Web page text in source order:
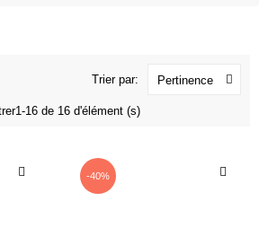
Trier par: Pertinence
16 de 16 d'élément (s)
-40%